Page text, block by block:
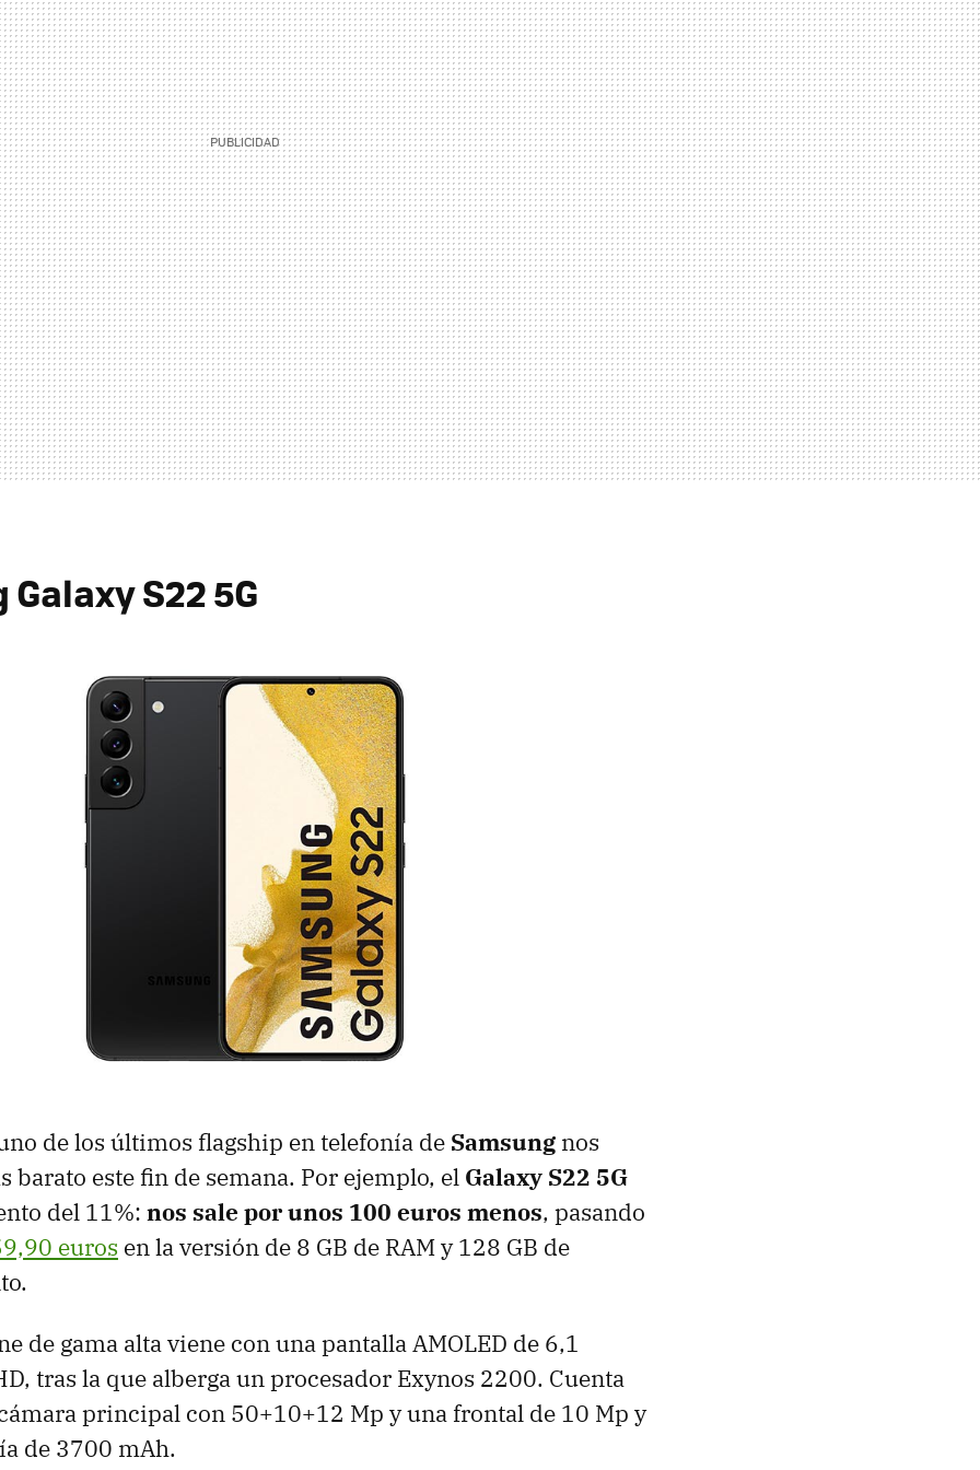
S22 5G
de los últimos flagship en telefonía de Samsung nos
barato este fin de semana. Por ejemplo, el Galaxy S22 5G
del 11%: nos sale por unos 100 euros menos, pasando
euros en la versión de 8 GB de RAM y 128 GB de
de gama alta viene con una pantalla AMOLED de 6,1
tras la que alberga un procesador Exynos 2200. Cuenta
principal con 50+10+12 Mp y una frontal de 10 Mp y
de 3700 mAh.